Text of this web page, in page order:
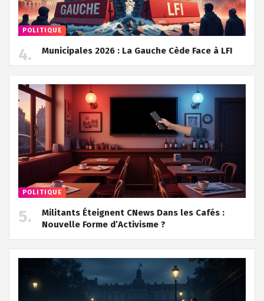
POLITIQUE
Municipales 2026 : La Gauche Cède Face à LFI
POLITIQUE
Militants Éteignent CNews Dans les Cafés :
Nouvelle Forme d’Activisme ?